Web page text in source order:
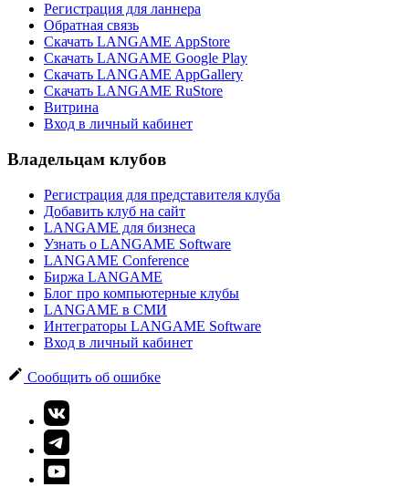
Регистрация для ланнера
Обратная связь
Скачать LANGAME AppStore
Скачать LANGAME Google Play
Скачать LANGAME AppGallery
Скачать LANGAME RuStore
Витрина
Вход в личный кабинет
Владельцам клубов
Регистрация для представителя клуба
Добавить клуб на сайт
LANGAME для бизнеса
Узнать о LANGAME Software
LANGAME Conference
Биржа LANGAME
Блог про компьютерные клубы
LANGAME в СМИ
Интеграторы LANGAME Software
Вход в личный кабинет
Сообщить об ошибке